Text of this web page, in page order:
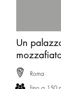
Un
Roma